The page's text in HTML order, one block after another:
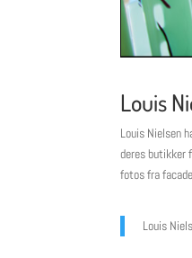
Louis
Louis Nielsen
deres butikker
fotos fra
Louis